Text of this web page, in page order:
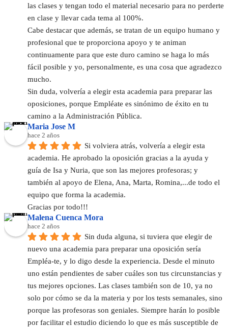
las clases y tengan todo el material necesario para no perderte
en clase y llevar cada tema al 100%.
Cabe destacar que además, se tratan de un equipo humano y
profesional que te proporciona apoyo y te animan
continuamente para que este duro camino se haga lo más
fácil posible y yo, personalmente, es una cosa que agradezco
mucho.
Sin duda, volvería a elegir esta academia para preparar las
oposiciones, porque Empléate es sinónimo de éxito en tu
camino a la Administración Pública.
Maria Jose M
hace 2 años
Si volviera atrás, volvería a elegir esta
academia. He aprobado la oposición gracias a la ayuda y
guía de Isa y Nuria, que son las mejores profesoras; y
también al apoyo de Elena, Ana, Marta, Romina,...de todo el
equipo que forma la academia.
Gracias por todo!!!
Malena Cuenca Mora
hace 2 años
Sin duda alguna, si tuviera que elegir de
nuevo una academia para preparar una oposición sería
Empléa-te, y lo digo desde la experiencia. Desde el minuto
uno están pendientes de saber cuáles son tus circunstancias y
tus mejores opciones. Las clases también son de 10, ya no
solo por cómo se da la materia y por los tests semanales, sino
porque las profesoras son geniales. Siempre harán lo posible
por facilitar el estudio diciendo lo que es más susceptible de